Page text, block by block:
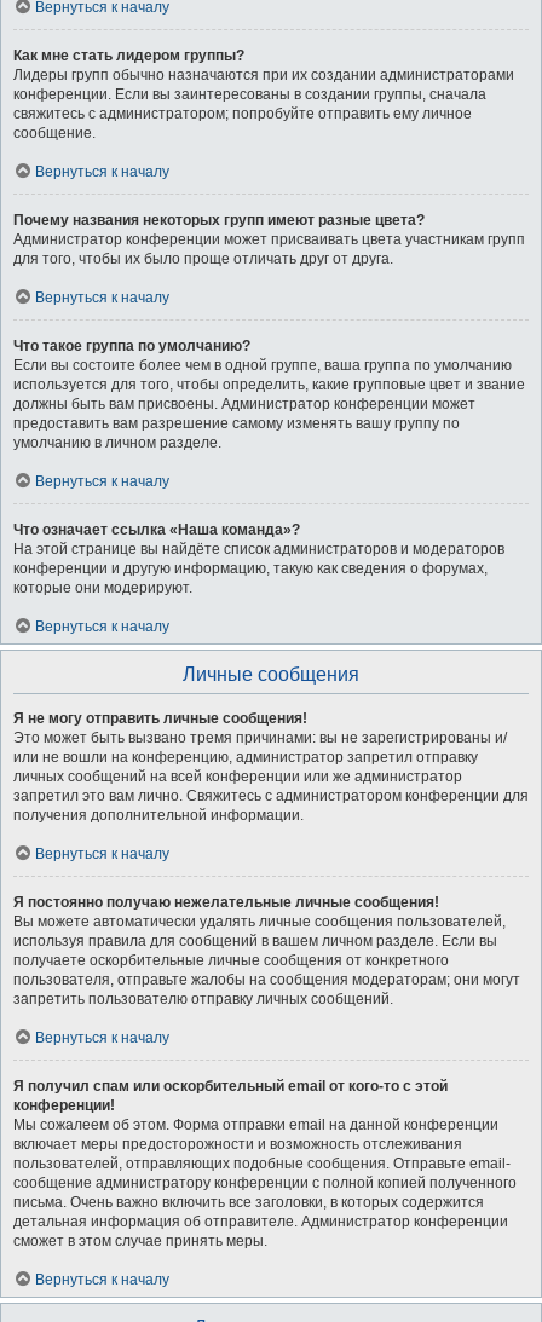
Вернуться к началу
Как мне стать лидером группы?
Лидеры групп обычно назначаются при их создании администраторами
конференции. Если вы заинтересованы в создании группы, сначала
свяжитесь с администратором; попробуйте отправить ему личное
сообщение.
Вернуться к началу
Почему названия некоторых групп имеют разные цвета?
Администратор конференции может присваивать цвета участникам групп
для того, чтобы их было проще отличать друг от друга.
Вернуться к началу
Что такое группа по умолчанию?
Если вы состоите более чем в одной группе, ваша группа по умолчанию
используется для того, чтобы определить, какие групповые цвет и звание
должны быть вам присвоены. Администратор конференции может
предоставить вам разрешение самому изменять вашу группу по
умолчанию в личном разделе.
Вернуться к началу
Что означает ссылка «Наша команда»?
На этой странице вы найдёте список администраторов и модераторов
конференции и другую информацию, такую как сведения о форумах,
которые они модерируют.
Вернуться к началу
Личные сообщения
Я не могу отправить личные сообщения!
Это может быть вызвано тремя причинами: вы не зарегистрированы и/
или не вошли на конференцию, администратор запретил отправку
личных сообщений на всей конференции или же администратор
запретил это вам лично. Свяжитесь с администратором конференции для
получения дополнительной информации.
Вернуться к началу
Я постоянно получаю нежелательные личные сообщения!
Вы можете автоматически удалять личные сообщения пользователей,
используя правила для сообщений в вашем личном разделе. Если вы
получаете оскорбительные личные сообщения от конкретного
пользователя, отправьте жалобы на сообщения модераторам; они могут
запретить пользователю отправку личных сообщений.
Вернуться к началу
Я получил спам или оскорбительный email от кого-то с этой
конференции!
Мы сожалеем об этом. Форма отправки email на данной конференции
включает меры предосторожности и возможность отслеживания
пользователей, отправляющих подобные сообщения. Отправьте email-
сообщение администратору конференции с полной копией полученного
письма. Очень важно включить все заголовки, в которых содержится
детальная информация об отправителе. Администратор конференции
сможет в этом случае принять меры.
Вернуться к началу